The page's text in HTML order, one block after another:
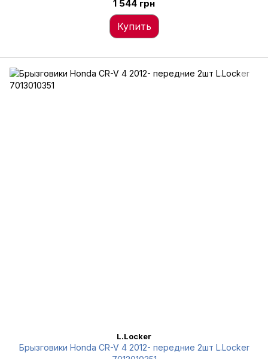
1 544 грн
Купить
L.Locker
Брызговики Honda CR-V 4 2012- передние 2шт L.Locker